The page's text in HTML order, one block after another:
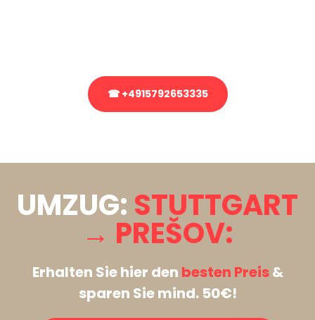
☎ +4915792653335
UMZUG: STUTTGART
→ PREŠOV:
Erhalten Sie hier den besten Preis&
sparen Sie mind. 50€!